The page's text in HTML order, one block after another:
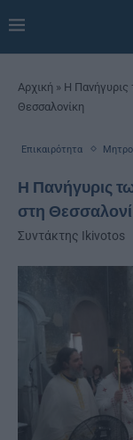
Αρχική » Η
Θεσσαλονίκη
Επικαιρότητα
Η Πανήγυρις
στη
Συντάκτης Ikivotos